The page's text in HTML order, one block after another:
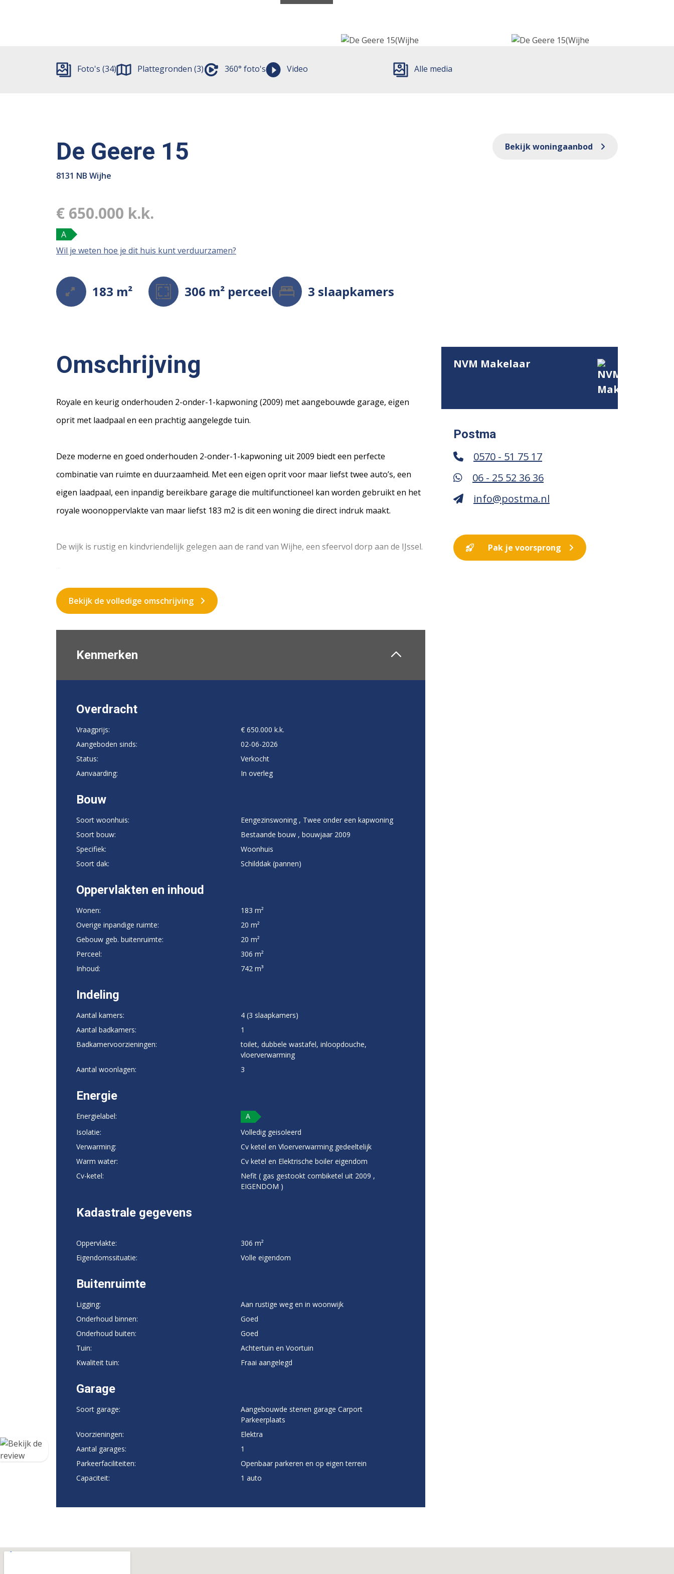
Foto's (34) Plattegronden (3) 360° foto's Video Alle media
De Geere 15
8131 NB Wijhe
€ 650.000 k.k.
A
Wil je weten hoe je dit huis kunt verduurzamen?
Bekijk woningaanbod
183 m² 306 m² perceel 3 slaapkamers
Omschrijving
Royale en keurig onderhouden 2-onder-1-kapwoning (2009) met aangebouwde garage, eigen
oprit met laadpaal en een prachtig aangelegde tuin.
Deze moderne en goed onderhouden 2-onder-1-kapwoning uit 2009 biedt een perfecte
combinatie van ruimte en duurzaamheid. Met een eigen oprit voor maar liefst twee auto’s, een
eigen laadpaal, een inpandig bereikbare garage die multifunctioneel kan worden gebruikt en het
royale woonoppervlakte van maar liefst 183 m2 is dit een woning die direct indruk maakt.
De wijk is rustig en kindvriendelijk gelegen aan de rand van Wijhe, een sfeervol dorp aan de IJssel.
Bekijk de volledige omschrijving
Kenmerken
Overdracht
Vraagprijs:
€ 650.000 k.k.
Aangeboden sinds:
02-06-2026
Status:
Verkocht
Aanvaarding:
In overleg
Bouw
Soort woonhuis:
Eengezinswoning , Twee onder een kapwoning
Soort bouw:
Bestaande bouw , bouwjaar 2009
Specifiek:
Woonhuis
Soort dak:
Schilddak (pannen)
Oppervlakten en inhoud
Wonen:
183 m²
Overige inpandige ruimte:
20 m²
Gebouw geb. buitenruimte:
20 m²
Perceel:
306 m²
Inhoud:
742 m³
Indeling
Aantal kamers:
4 (3 slaapkamers)
Aantal badkamers:
1
Badkamervoorzieningen:
toilet, dubbele wastafel, inloopdouche,
vloerverwarming
Aantal woonlagen:
3
Energie
Energielabel:
A
Isolatie:
Volledig geisoleerd
Verwarming:
Cv ketel en Vloerverwarming gedeeltelijk
Warm water:
Cv ketel en Elektrische boiler eigendom
Cv-ketel:
Nefit ( gas gestookt combiketel uit 2009 ,
EIGENDOM )
Kadastrale gegevens
Oppervlakte:
306 m²
Eigendomssituatie:
Volle eigendom
Buitenruimte
Ligging:
Aan rustige weg en in woonwijk
Onderhoud binnen:
Goed
Onderhoud buiten:
Goed
Tuin:
Achtertuin en Voortuin
Kwaliteit tuin:
Fraai aangelegd
Garage
Soort garage:
Aangebouwde stenen garage Carport
Parkeerplaats
Voorzieningen:
Elektra
Aantal garages:
1
Parkeerfaciliteiten:
Openbaar parkeren en op eigen terrein
Capaciteit:
1 auto
NVM Makelaar
Postma
0570 - 51 75 17
06 - 25 52 36 36
info@postma.nl
Pak je voorsprong